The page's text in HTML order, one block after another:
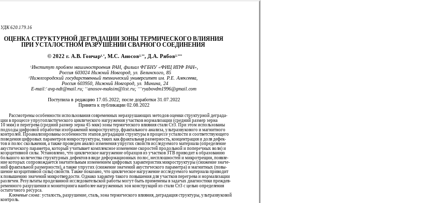
УДК 620.179.16
ОЦЕНКА СТРУКТУРНОЙ ДЕГРАДАЦИИ ЗОНЫ ТЕРМИЧЕСКОГО ВЛИЯНИЯ
ПРИ УСТАЛОСТНОМ РАЗРУШЕНИИ СВАРНОГО СОЕДИНЕНИЯ
© 2022 г. А.В. Гончар1,*, М.С. Аносов2,**, Д.А. Рябов2,***
1Институт проблем машиностроения РАН, филиал ФГБНУ «ФИЦ ИПФ РАН»,
Россия 603024 Нижний Новгород, ул. Белинского, 85
2Нижегородский государственный технический университет им. Р.Е. Алексеева,
Россия 603950, Нижний Новгород, ул. Минина, 24
E-mail:*avg-ndt@mail.ru; **anosov-maksim@list.ru; ***ryabovdm1996@gmail.com
Поступила в редакцию 17.05.2022; после доработки 31.07.2022
Принята к публикации 02.08.2022
Рассмотрены особенности использования современных неразрушающих методов оценки структурной деграда-
ции в процессе упругопластического циклического нагружения участков нормализации (средний размер зерна
10 мкм) и перегрева (средний размер зерна 45 мкм) зоны термического влияния стали Ст3. При этом использованы
подходы цифровой обработки изображений микроструктур, фрактального анализа, ультразвукового и магнитного
контролей. Проанализированы особенности этапов деградации структуры в процессе усталости и соответствующего
поведения цифровых параметров микроструктуры, таких как фрактальная размерность, концентрация и доля дефек-
тов и полос скольжения, а также проведен анализ изменения упругих свойств исследуемого материала (определение
акустического параметра, который учитывает комплексное изменение скоростей продольной и поперечных волн) и
коэрцитивной силы. Установлено, что циклическое нагружение образцов из участков ЗТВ приводит к образованию
большого количества структурных дефектов в виде деформационных полос, несплошностей и микротрещин, появле-
ние которых сопровождается значительным изменением цифровых характеристик микроструктуры (снижение значе-
ний фрактальной размерности), а также упругих (снижение значений акустического параметра) и магнитных (повы-
шение коэрцитивной силы) свойств. Также показано, что циклическое нагружение исследуемого материала приводит
к повышению значений микротвердости. Однако характер такого повышения для участков перегрева и нормализации
различен. Результаты проделанной исследовательской работы могут быть применены в задачах диагностики преждев-
ременного разрушения и мониторинга наиболее нагруженных зон конструкций из стали Ст3 с целью определения
остаточного ресурса.
Ключевые слова: усталость, разрушение, сталь, зона термического влияния, деградация структуры, ультразвуковой
контроль.